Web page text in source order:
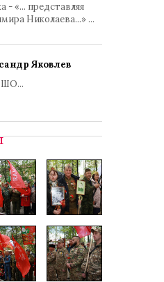
- «... представляя
Николаева...» ...
Яковлев